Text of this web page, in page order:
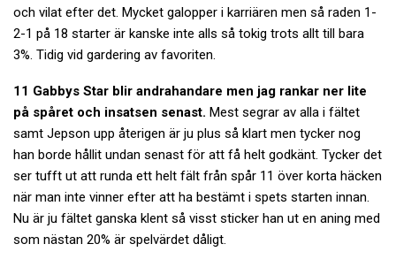
och vilat efter det. Mycket galopper i karriären men så raden 1-
2-1 på 18 starter är kanske inte alls så tokig trots allt till bara
3%. Tidig vid gardering av favoriten.
11 Gabbys Star blir andrahandare men jag rankar ner lite
på spåret och insatsen senast. Mest segrar av alla i fältet
samt Jepson upp återigen är ju plus så klart men tycker nog
han borde hållit undan senast för att få helt godkänt. Tycker det
ser tufft ut att runda ett helt fält från spår 11 över korta häcken
när man inte vinner efter att ha bestämt i spets starten innan.
Nu är ju fältet ganska klent så visst sticker han ut en aning med
som nästan 20% är spelvärdet dåligt.